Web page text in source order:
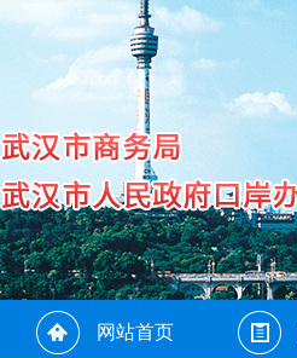
网站首页